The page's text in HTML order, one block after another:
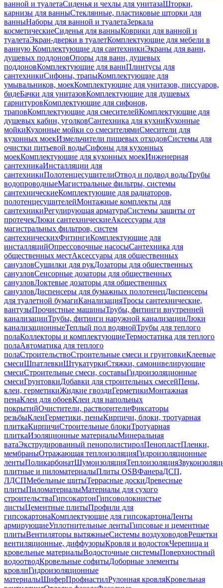
ванной и туалетаСиденья и чехлы для унитазаШторки,
карнизы для ванныСтеклянные, пластиковые шторки для
ванныНаборы для ванной и туалетаЗеркала
косметическиеСиденья для ванныКоврики для ванной и
туалетаЭкран-дверки в туалетКомплектующие для мебели в
ванную Комплектующие для сантехникиЭкраны для ванн,
душевых поддоновОпоры для ванн, душевых
поддоновКомплектующие для ваннПлинтусы для
сантехникиСифоны, трапыКомплектующие для
умывальников, моекКомплектующие для унитазов, писсуаров,
бидеБачки для унитазовКомплектующие для душевых
гарнитуровКомплектующие для сифонов,
траповКомплектующие для смесителейКомплектующие для
душевых кабин, уголковСантехника для кухниКухонные
мойкиКухонные мойки со смесителямиСмесители для
кухонных моекИзмельчители пищевых отходовСистемы для
очистки питьевой водыСифоны для кухонных
моекКомплектующие для кухонных моекИнженерная
сантехникаИнсталляции для
сантехникиПолотенцесушителиОтвод и подвод водыТрубы
водопроводныеМагистральные фильтры, системы
сантехническиеКомплектующие для радиаторов,
полотенцесушителейМонтажные комплекты для
сантехникиРегулирующая арматураСистемы защиты от
протечекЛюки сантехническиеАксессуары для
магистральных фильтров, систем
сантехническихФитингиКомплектующие для
инсталляцийОпрессовочные насосыСантехника для
общественных местАксессуары для общественных
санузловСушилки для рукДозаторы для общественных
санузловСенсорные дозаторы для общественных
санузловЛоктевые дозаторы для общественных
санузловДиспенсеры для бумажных полотенецДиспенсеры
для туалетной бумагиКанализацияТросы сантехнические,
вантузыПрочистные машиныТрубы, фитинги внутренней
канализацииТрубы, фитинги наружной канализацииЛюки
канализационныеТеплый пол водянойТрубы для теплого
полаКоллекторы и комплектующиеТермостатика для теплого
полаАвтоматика для теплого
полаСтроительствоСтроительные смеси и грунтовкиКлеевые
смесиШпатлевкиШтукатуркиСтяжки, самонивелирующие
смесиСтроительные смеси, составыГидроизоляционные
смесиГрунтовкиДобавки для строительных смесейПены,
клеи, герметикиЖидкие гвоздиГерметикиМонтажная
пенаКлеи для обоевКлеи для напольных
покрытийОчистители, растворителиФиксаторы
резьбыКлеиГерметики, пеныКирпичи, блоки, тротуарная
плиткаКирпичиСтроительные блокиТротуарная
плиткаИзоляционные материалыМинеральная
ватаЭкструдированный пенополистиролПенопластПленки,
мембраныОтражающая теплоизоляцияГидроизоляционные
лентыПоликарбонатШумоизоляцияТеплоизоляция
плитные и пиломатериалыПлиты OSBФанераДСП,
ЛДСПМебельные щитыТеррасные доскиДревесные
плитыПиломатериалыМатериалы для сухого
строительстваГипсокартонГипсоволокнистые
листыЦементные плитыПрофили для
гипсокартонаКомплектующие для гипсокартонаЛенты
армирующиеУплотнительные лентыГипсовые и цементные
плитыВентиляторы вытяжныеСистемы воздуховодовРешетки
вентиляционные, диффузорыКровля и водостокЧерепица и
кровельные материалыВодосточные системыПоверхностный
водоотводКровельные софитыДоборные элементы
кровлиГидроизоляционные
материалыШиферПрофнастилРулонная кровляКровельная